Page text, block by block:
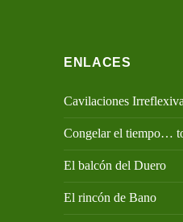
ENLACES
Cavilaciones
Congelar el tiempo…
El balcón del Duero
El rincón de Bano